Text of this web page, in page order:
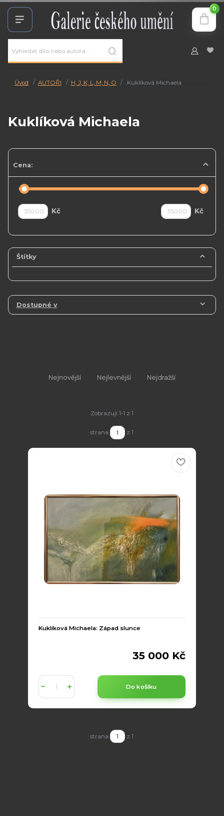
0
Úvod AUTOŘI H, J, K, L, M, N, O Kuklíková Michaela
Kuklíková Michaela
Cena:
Kč Kč
Štítky
Dostupné v
Nejnovější Nejlevnější Nejdražší
Zobrazuji 1-1 z 1
strana z 1
Kuklíková Michaela: Západ slunce
35 000 Kč
Do košíku
strana z 1